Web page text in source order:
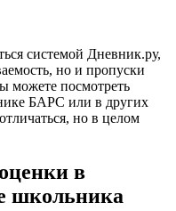
системой Дневник.ру,
но и пропуски
можете посмотреть
БАРС или в других
но в целом
в
школьника